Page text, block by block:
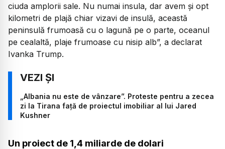
ciuda amplorii sale. Nu numai insula, dar avem și opt
kilometri de plajă chiar vizavi de insulă, această
peninsulă frumoasă cu o lagună pe o parte, oceanul
pe cealaltă, plaje frumoase cu nisip alb”, a declarat
Ivanka Trump.
„Albania nu este de vânzare”. Proteste pentru a zecea
zi la Tirana față de proiectul imobiliar al lui Jared
Kushner
Un proiect de 1,4 miliarde de dolari